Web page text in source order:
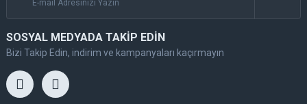
SOSYAL MEDYADA TAKİP EDİN
Bizi Takip Edin, indirim ve kampanyaları kaçırmayın